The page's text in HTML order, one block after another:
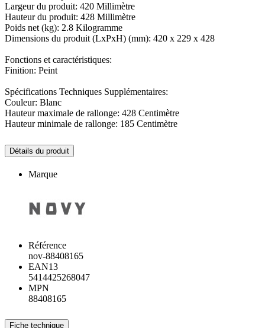
Largeur du produit: 420 Millimètre
Hauteur du produit: 428 Millimètre
Poids net (kg): 2.8 Kilogramme
Dimensions du produit (LxPxH) (mm): 420 x 229 x 428
Fonctions et caractéristiques:
Finition: Peint
Spécifications Techniques Supplémentaires:
Couleur: Blanc
Hauteur maximale de rallonge: 428 Centimètre
Hauteur minimale de rallonge: 185 Centimètre
Détails du produit
Marque
Référence
nov-88408165
EAN13
5414425268047
MPN
88408165
Fiche technique